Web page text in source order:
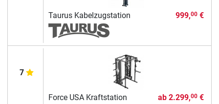
Taurus Kabelzugstation 999,00€
7
Force USA Kraftstation
ab 2.299,00€